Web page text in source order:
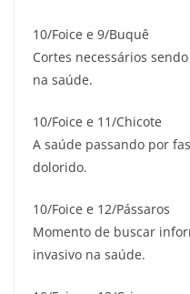
10/Foice e 9/Buquê
Cortes necessários
na saúde.
10/Foice e 11/Chicote
A saúde passando por
dolorido.
10/Foice e 12/Pássaros
Momento de buscar
invasivo na saúde.